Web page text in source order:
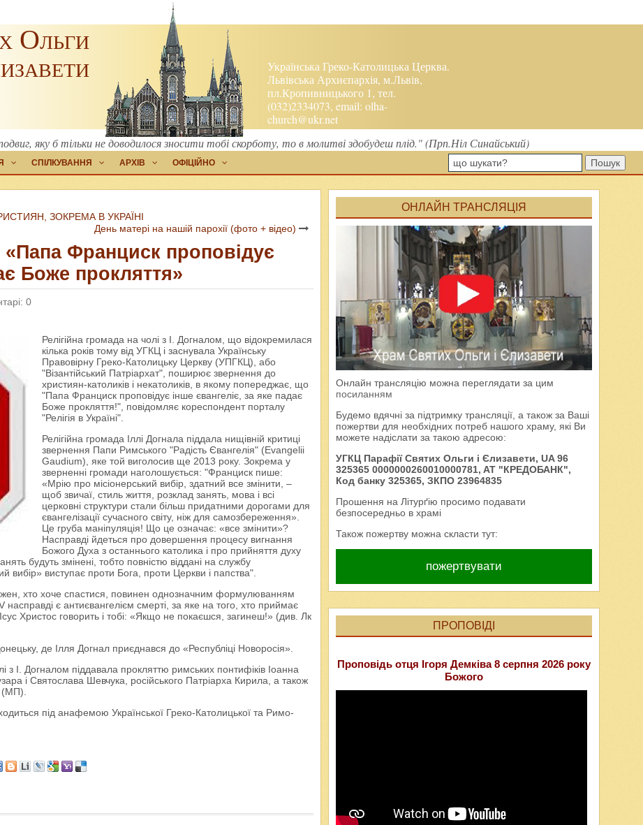
Українська Греко-Католицька Церква.
Львівська Архиєпархія, м.Львів,
пл.Кропивницького 1, тел.
(032)2334073, email:olha-
church@ukr.net
Ольги
яку б тільки не доводилося зносити тобі скорботу, то в молитві здобудеш плід." (Прп.Ніл Синайський)
СПІЛКУВАННЯ АРХІВ ОФІЦІЙНО Пошук
ЗОКРЕМА В УКРАЇНІ
День матері на нашій парохії (фото + відео)
Франциск проповідує
Боже прокляття»
0
Релігійна громада на чолі з І. Догналом, що відокремилася
кілька років тому від УГКЦ і заснувала Українську
Правовірну Греко-Католицьку Церкву (УПГКЦ), або
"Візантійський Патріархат", поширює звернення до
християн-католиків і некатоликів, в якому попереджає, що
"Папа Франциск проповідує інше євангеліє, за яке падає
Боже прокляття!", повідомляє кореспондент порталу
"Релігія в Україні".
Релігійна громада Іллі Догнала піддала нищівній критиці
звернення Папи Римського "Радість Євангелія" (Evangelii
Gaudium), яке той виголосив ще 2013 року. Зокрема у
зверненні громади наголошується: "Франциск пише:
«Мрію про місіонерський вибір, здатний все змінити, –
щоб звичаї, стиль життя, розклад занять, мова і всі
церковні структури стали більш придатними дорогами для
євангелізації сучасного світу, ніж для самозбереження».
Це груба маніпуляція! Що це означає: «все змінити»?
Насправді йдеться про довершення процесу вигнання
Божого Духа з останнього католика і про прийняття духу
будуть змінені, тобто повністю віддані на службу
вибір» виступає проти Бога, проти Церкви і папства".
хто хоче спастися, повинен однозначним формулюванням
є антиєвангелієм смерті, за яке на того, хто приймає
Христос говорить і тобі: «Якщо не покаєшся, загинеш!» (див. Лк
де Ілля Догнал приєднався до «Республіці Новоросія».
з І. Догналом піддавала прокляттю римських понтифіків Іоанна
і Святослава Шевчука, російського Патріарха Кирила, а також
(МП).
під анафемою Української Греко-Католицької та Римо-
ОНЛАЙН ТРАНСЛЯЦІЯ
Онлайн трансляцію можна переглядати за цим
посиланням
Будемо вдячні за підтримку трансляції, а також за Ваші
пожертви для необхідних потреб нашого храму, які Ви
можете надіслати за такою адресою:
УГКЦ Парафії Святих Ольги і Єлизавети, UA 96
325365 0000000260010000781, AT "КРЕДОБАНК",
Код банку 325365, ЗКПО 23964835
Прошення на Літурґію просимо подавати
безпосередньо в храмі
Також пожертву можна скласти тут:
пожертвувати
ПРОПОВІДІ
Проповідь отця Ігоря Демківа 8 серпня 2026 року
Божого